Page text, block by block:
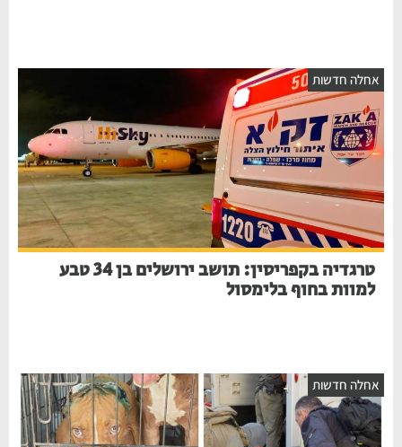
אחלה חדשות
טרגדיה בקפריסין: תושב ירושלים בן 34 טבע
למוות בחוף בלימסול
אחלה חדשות